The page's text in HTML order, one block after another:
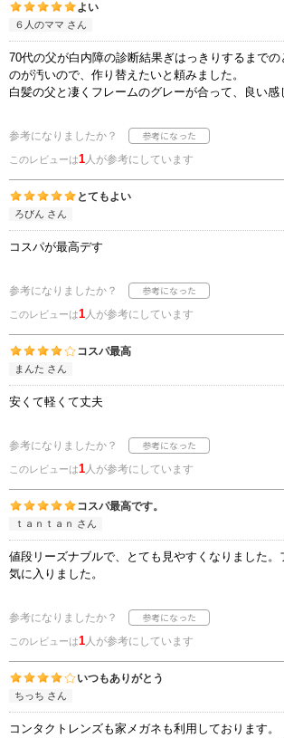
よい
６人のママ さん
70代の父が白内障の診断結果ぎはっきりするまで
のが汚いので、作り替えたいと頼みました。
白髪の父と凄くフレームのグレーが合って、良い感
参考になりましたか？
このレビューは1人が参考にしています
とてもよい
ろびん さん
コスパが最高デす
参考になりましたか？
このレビューは1人が参考にしています
コスパ最高
まんた さん
安くて軽くて丈夫
参考になりましたか？
このレビューは1人が参考にしています
コスパ最高です。
ｔａｎｔａｎ さん
値段リーズナブルで、とても見やすくなりました。
気に入りました。
参考になりましたか？
このレビューは1人が参考にしています
いつもありがとう
ちっち さん
コンタクトレンズも家メガネも利用しております。